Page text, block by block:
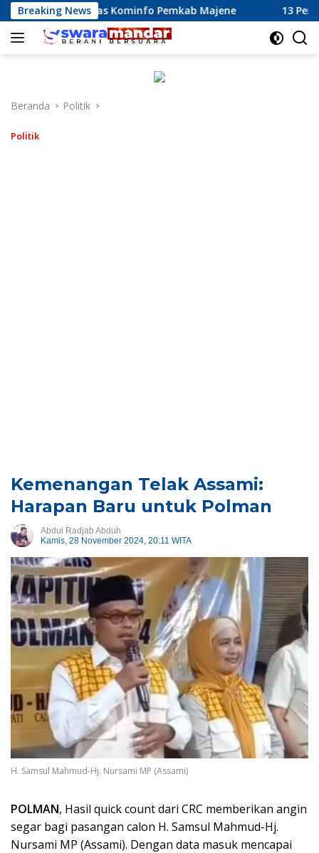
Langsung
ke
konten
Breaking News
Dinas Kominfo Pemkab Majene 13 Perusahaan
Beranda Politik
Politik
Kemenangan Telak Assami:
Harapan Baru untuk Polman
Abdul Radjab Abduh
Kamis, 28 November 2024, 20:11 WITA
H. Samsul Mahmud-Hj. Nursami MP (Assami)
POLMAN, Hasil quick count dari CRC memberikan angin
segar bagi pasangan calon H. Samsul Mahmud-Hj.
Nursami MP (Assami). Dengan data masuk mencapai